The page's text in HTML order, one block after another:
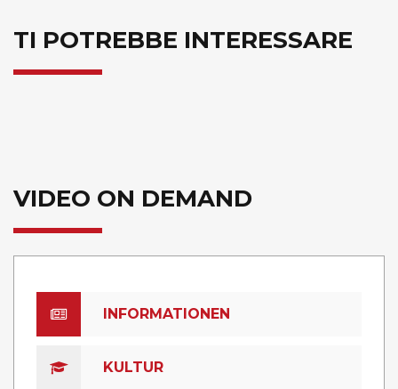
TI POTREBBE INTERESSARE
VIDEO ON DEMAND
INFORMATIONEN
KULTUR